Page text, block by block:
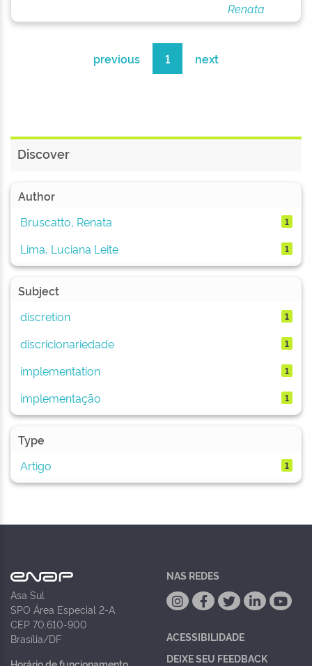
Renata
previous 1 next
Discover
Author
Bruscatto, Renata
1
Lima, Luciana Leite 1
Subject
discretion
1
discricionariedade 1
implementation 1
implementação 1
Type
Artigo
1
Asa Sul
SPO Área Especial 2-A
CEP 70.610-900
Brasília/DF
NAS REDES
ACESSIBILIDADE
DEIXE SEU FEEDBACK